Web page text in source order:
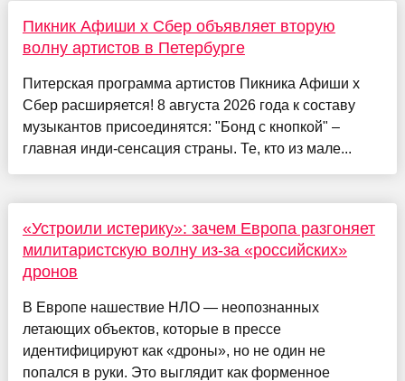
Пикник Афиши x Сбер объявляет вторую
волну артистов в Петербурге
Питерская программа артистов Пикника Афиши x
Сбер расширяется! 8 августа 2026 года к составу
музыкантов присоединятся: "Бонд с кнопкой" –
главная инди-сенсация страны. Те, кто из мале...
«Устроили истерику»: зачем Европа разгоняет
милитаристскую волну из-за «российских»
дронов
В Европе нашествие НЛО — неопознанных
летающих объектов, которые в прессе
идентифицируют как «дроны», но не один не
попался в руки. Это выглядит как форменное